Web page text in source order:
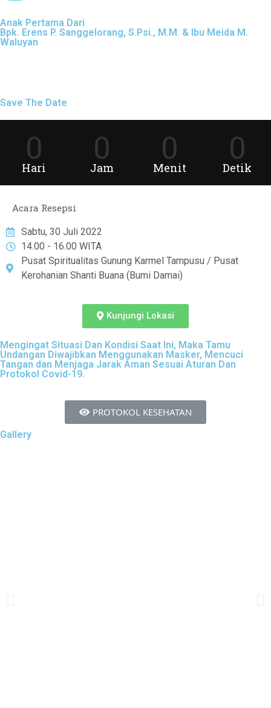
Anak Pertama Dari
Bpk. Erens P. Sanggelorang, S.Psi., M.M. & Ibu Meida M.
Waluyan
Save The Date
0
Hari
0
Jam
0
Menit
0
Detik
Acara Resepsi
Sabtu, 30 Juli 2022
14.00 - 16.00 WITA
Pusat Spiritualitas Gunung Karmel Tampusu / Pusat
Kerohanian Shanti Buana (Bumi Damai)
Kunjungi Lokasi
Mengingat Situasi Dan Kondisi Saat Ini, Maka Tamu
Undangan Diwajibkan Menggunakan Masker, Mencuci
Tangan dan Menjaga Jarak Aman Sesuai Aturan Dan
Protokol Covid-19.
PROTOKOL KESEHATAN
Gallery